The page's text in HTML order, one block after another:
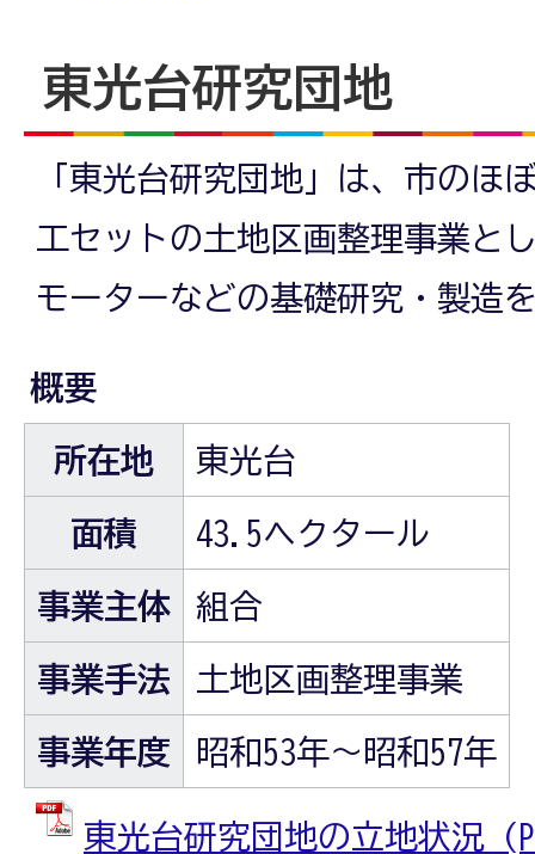
東光台研究団地
「東光台研究団地」は、市のほ
工セットの土地区画整理事業と
モーターなどの基礎研究・製造
概要
所在地 東光台
面積 43.5ヘクタール
事業主体 組合
事業手法 土地区画整理事業
事業年度 昭和53年～昭和57年
東光台研究団地の立地状況